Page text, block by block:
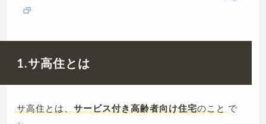
1.サ高住とは
サ高住とは、 サービス付き高齢者向け住宅のこと で